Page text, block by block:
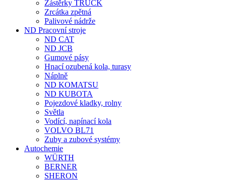
Zástěrky TRUCK
Zrcátka zpětná
Palivové nádrže
ND Pracovní stroje
ND CAT
ND JCB
Gumové pásy
Hnací ozubená kola, turasy
Náplně
ND KOMATSU
ND KUBOTA
Pojezdové kladky, rolny
Světla
Vodící, napínací kola
VOLVO BL71
Zuby a zubové systémy
Autochemie
WÜRTH
BERNER
SHERON